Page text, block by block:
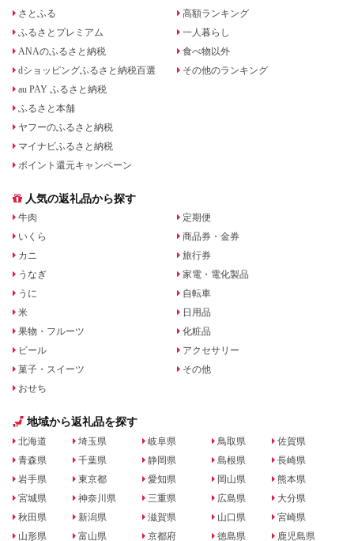
さとふる
ふるさとプレミアム
ANAのふるさと納税
dショッピングふるさと納税百選
au PAY ふるさと納税
ふるさと本舗
ヤフーのふるさと納税
マイナビふるさと納税
ポイント還元キャンペーン
高額ランキング
一人暮らし
食べ物以外
その他のランキング
人気の返礼品から探す
牛肉
いくら
カニ
うなぎ
うに
米
果物・フルーツ
ビール
菓子・スイーツ
おせち
定期便
商品券・金券
旅行券
家電・電化製品
自転車
日用品
化粧品
アクセサリー
その他
地域から返礼品を探す
北海道
青森県
岩手県
宮城県
秋田県
山形県
埼玉県
千葉県
東京都
神奈川県
新潟県
富山県
岐阜県
静岡県
愛知県
三重県
滋賀県
京都府
鳥取県
島根県
岡山県
広島県
山口県
徳島県
佐賀県
長崎県
熊本県
大分県
宮崎県
鹿児島県